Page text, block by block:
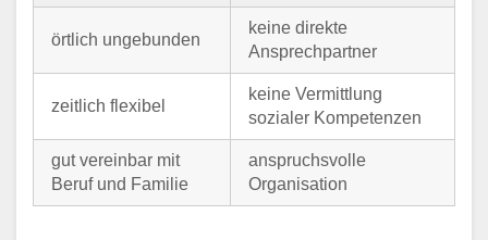
örtlich ungebunden
keine direkte
Ansprechpartner
zeitlich flexibel
keine Vermittlung
sozialer Kompetenzen
gut vereinbar mit
Beruf und Familie
anspruchsvolle
Organisation